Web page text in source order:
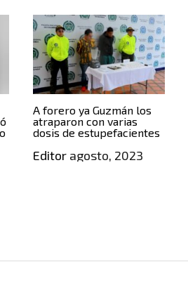
A forero ya Guzmán los
atraparon con varias
dosis de estupefacientes
Editoragosto, 2023